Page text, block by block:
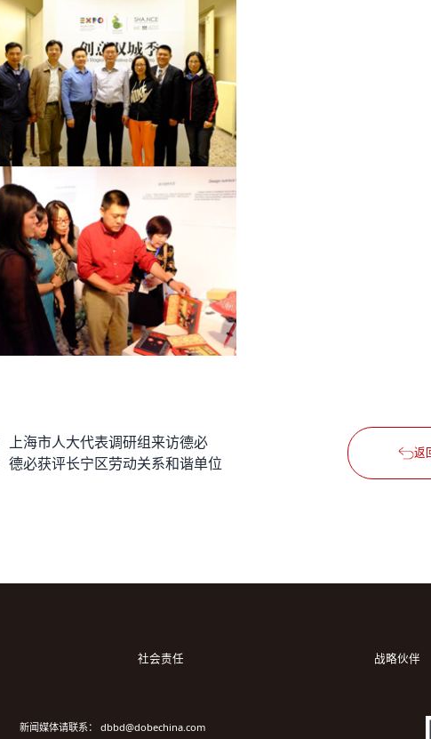
上海市人大代表调研组来访德必
德必获评长宁区劳动关系和谐单位
返
社会责任 战略伙伴
新闻媒体请联系： dbbd@dobechina.com